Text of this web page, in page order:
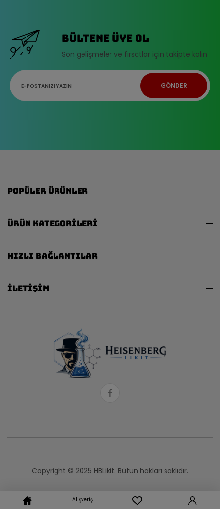
Bültene üye ol
Son gelişmeler ve fırsatlar için takipte kalın
POPÜLER ÜRÜNLER
ÜRÜN KATEGORILERI
HIZLI BAĞLANTILAR
İLETIŞIM
Copyright © 2025 HBLikit. Bütün hakları saklıdır.
Alışveriş